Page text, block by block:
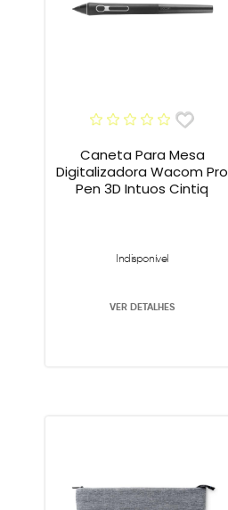
Caneta Para Mesa
Digitalizadora Wacom Pro
Pen 3D Intuos Cintiq
Indisponível
VER DETALHES